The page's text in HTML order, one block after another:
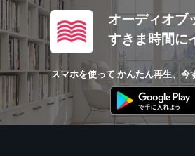
オーディオブ
すきま時間に
スマホを使って かんたん再生、今